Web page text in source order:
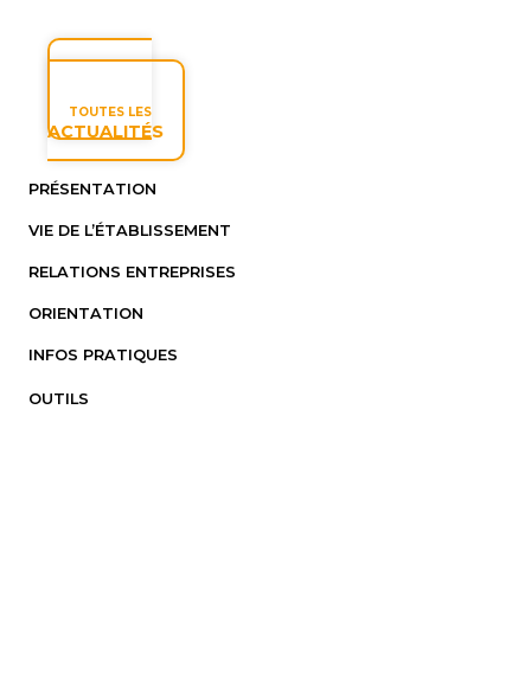
TOUTES LES
ACTUALITÉS
PRÉSENTATION
VIE DE L’ÉTABLISSEMENT
RELATIONS ENTREPRISES
ORIENTATION
INFOS PRATIQUES
OUTILS